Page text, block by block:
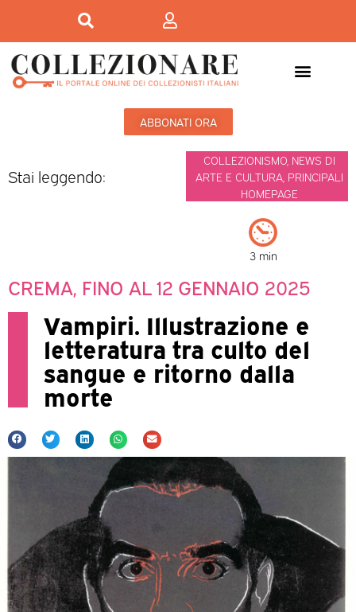
ABBONATI ORA
Stai leggendo:
COLLEZIONISMO, NEWS DI
ARTE E CULTURA, PRINCIPALI
HOMEPAGE
3 min
CREMA, FINO AL 12 GENNAIO 2025
Vampiri. Illustrazione e
letteratura tra culto del
sangue e ritorno dalla
morte